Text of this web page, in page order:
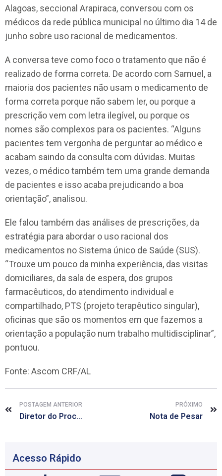
Alagoas, seccional Arapiraca, conversou com os
médicos da rede pública municipal no último dia 14 de
junho sobre uso racional de medicamentos.
A conversa teve como foco o tratamento que não é
realizado de forma correta. De acordo com Samuel, a
maioria dos pacientes não usam o medicamento de
forma correta porque não sabem ler, ou porque a
prescrição vem com letra ilegível, ou porque os
nomes são complexos para os pacientes. “Alguns
pacientes tem vergonha de perguntar ao médico e
acabam saindo da consulta com dúvidas. Muitas
vezes, o médico também tem uma grande demanda
de pacientes e isso acaba prejudicando a boa
orientação”, analisou.
Ele falou também das análises de prescrições, da
estratégia para abordar o uso racional dos
medicamentos no Sistema único de Saúde (SUS).
“Trouxe um pouco da minha experiência, das visitas
domiciliares, da sala de espera, dos grupos
farmacêuticos, do atendimento individual e
compartilhado, PTS (projeto terapêutico singular),
oficinas que são os momentos em que fazemos a
orientação a população num trabalho multidisciplinar”,
pontuou.
Fonte: Ascom CRF/AL
POSTAGEM ANTERIOR
Diretor do Procon-Maceió elogia parceria com CRF/AL em ação no Benedito Bentes II
PRÓXIMO
Nota de Pesar
Acesso Rápido